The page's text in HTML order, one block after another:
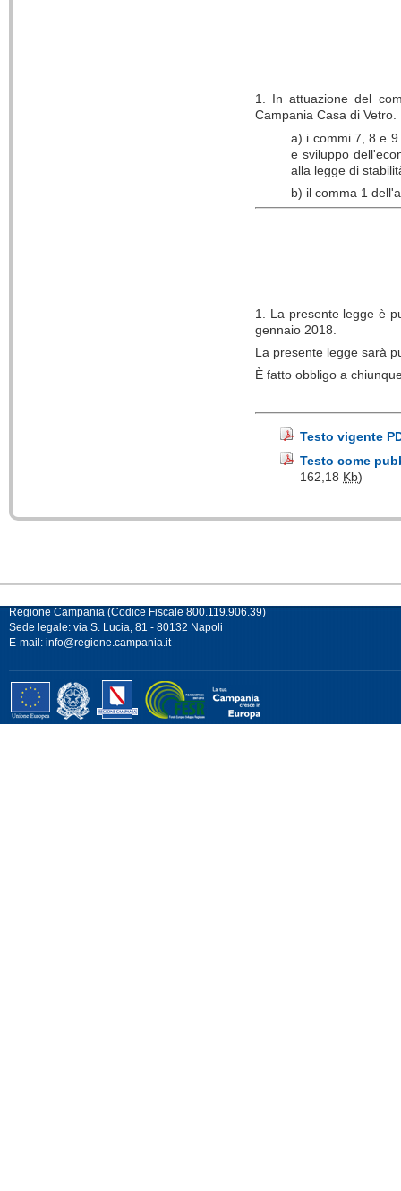
1. In attuazione del
Campania Casa di
a) i commi 7, 8 e
e sviluppo
alla legge di
b) il comma 1
1. La presente legge è
gennaio 2018.
La presente legge sarà
È fatto obbligo a
Testo vigente
Testo come
162,18 Kb)
Regione Campania (Codice Fiscale 800.119.906.39)
Sede legale: via S. Lucia, 81 - 80132 Napoli
E-mail: info@regione.campania.it